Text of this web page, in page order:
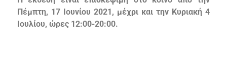
Πέμπτη, 17 Ιουνίου 2021, μέχρι και την Κυριακή 4
Ιουλίου, ώρες 12:00-20:00.